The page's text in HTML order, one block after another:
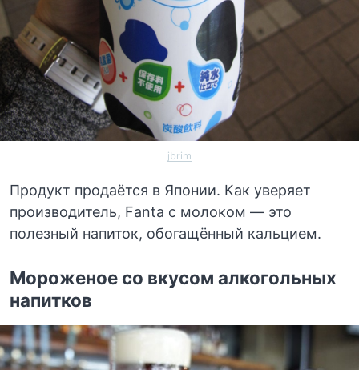
jbrim
Продукт продаётся в Японии. Как уверяет
производитель, Fanta с молоком — это
полезный напиток, обогащённый кальцием.
Мороженое со вкусом алкогольных
напитков